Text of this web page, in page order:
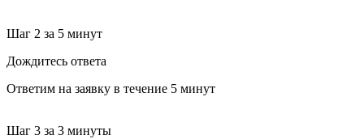
Шаг 2 за 5 минут
Дождитесь ответа
Ответим на заявку в течение 5 минут
Шаг 3 за 3 минуты